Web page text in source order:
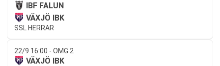
IBF FALUN
VÄXJÖ IBK
SSL HERRAR
22/9 16:00 - OMG 2
VÄXJÖ IBK